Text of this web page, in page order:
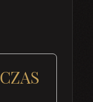
CZAS